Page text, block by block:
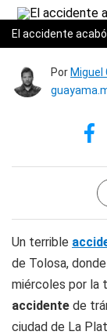
El accidente
Por Miguel
Un terrible
de Tolosa,
miércoles por la
accidente de
ciudad de La